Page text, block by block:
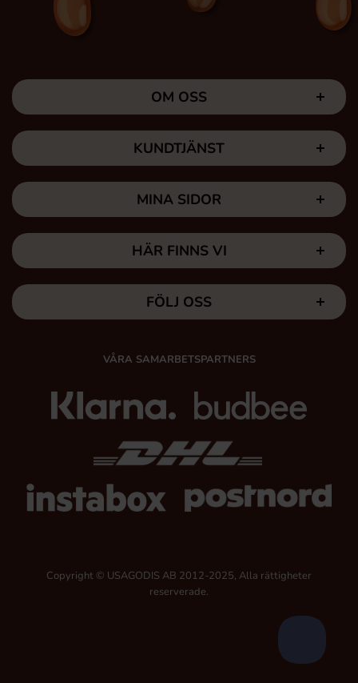
OM OSS
KUNDTJÄNST
MINA SIDOR
HÄR FINNS VI
FÖLJ OSS
VÅRA SAMARBETSPARTNERS
Copyright © USAGODIS AB 2012-2025, Alla rättigheter
reserverade.